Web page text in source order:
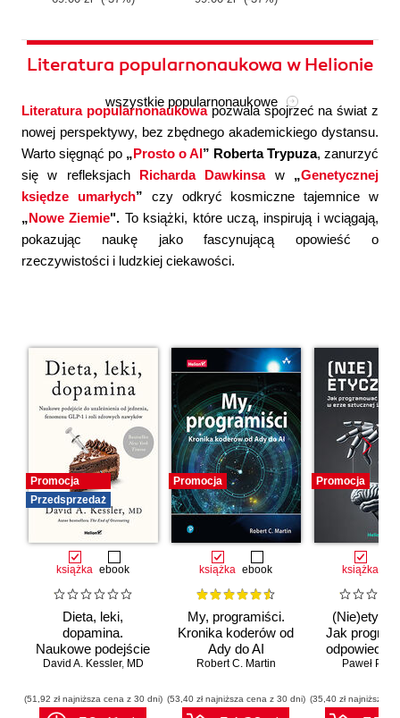
Literatura popularnonaukowa w Helionie
Literatura popularnonaukowapozwala spojrzeć na świat z
nowej perspektywy, bez zbędnego akademickiego dystansu.
Warto sięgnąć po „Prosto o AI” Roberta Trypuza, zanurzyć
się w refleksjach Richarda Dawkinsaw „Genetycznej
księdze umarłych” czy odkryć kosmiczne tajemnice w
„Nowe Ziemie". To książki, które uczą, inspirują i wciągają,
pokazując naukę jako fascynującą opowieść o
rzeczywistości i ludzkiej ciekawości.
wszystkie popularnonaukowe
Promocja
Przedsprzedaż
książka ebook
Dieta, leki,
dopamina.
Naukowe podejście
do uzależnienia od
GLP-1 i roli
zdrowych nawyków
David A. Kessler, MD
(51,92 zł najniższa cena z 30 dni)
Promocja
książka ebook
My, programiści.
Kronika koderów od
Ady do AI
Robert C. Martin
(53,40 zł najniższa cena z 30 dni)
Promocja
książka
Jak
erze
Paweł
(35,40 zł najniższa